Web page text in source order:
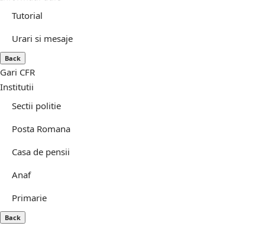
Tutorial
Urari si mesaje
Back
Gari CFR
Institutii
Sectii politie
Posta Romana
Casa de pensii
Anaf
Primarie
Back